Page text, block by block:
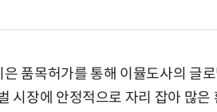
품목허가를 통해 이뮬도사의 글
시장에 안정적으로 자리 잡아 많